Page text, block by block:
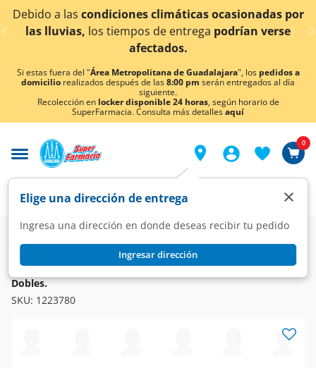
< div class="carousel-inner">
condiciones climáticas ocasionadas por
los tiempos de entregapodrían verse
¡Ahora
Si estas fuera del "Área Metropolitana de Guadalajara", los pedidos a
domicilio realizados después de las8:00 pm serán entregados al día
siguiente.
Recolección en locker disponible 24 horas, según horario de
SuperFarmacia. Consulta más detallesaquí
Elige una dirección de entrega
Ingresa una dirección en donde deseas recibir tu pedido
Ingresar dirección
×
0
Papel Higiénico Pétalo RendiMax, 12 pzas con 320 Hojas
Dobles.
SKU: 1223780